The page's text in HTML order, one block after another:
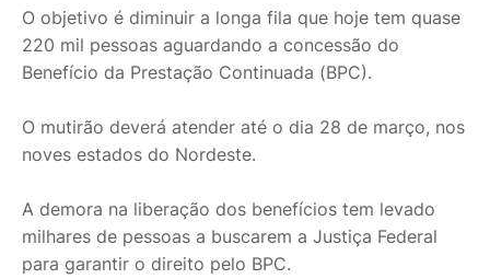
O objetivo é diminuir a longa fila que hoje tem quase
220 mil pessoas aguardando a concessão do
Benefício da Prestação Continuada (BPC).
O mutirão deverá atender até o dia 28 de março, nos
noves estados do Nordeste.
A demora na liberação dos benefícios tem levado
milhares de pessoas a buscarem a Justiça Federal
para garantir o direito pelo BPC.